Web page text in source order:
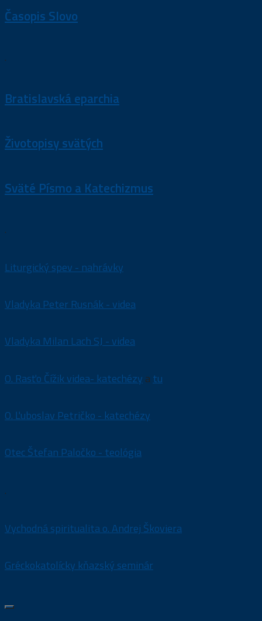
Časopis Slovo
.
Bratislavská eparchia
Životopisy svätých
Sväté Písmo a Katechizmus
.
Liturgický spev - nahrávky
Vladyka Peter Rusnák - videa
Vladyka Milan Lach SJ - videa
O. Rasťo Čížik videa- katechézy atu
O. Ľuboslav Petričko - katechézy
Otec Štefan Paločko - teológia
.
Vychodná spiritualita o. Andrej Škoviera
Gréckokatolícky kňazský seminár